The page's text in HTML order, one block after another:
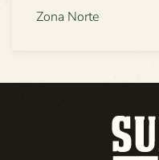
Zona Norte